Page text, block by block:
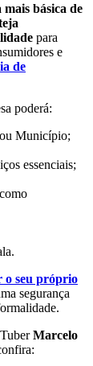
básica de
para
e
de
poderá:
Município;
essenciais;
o seu próprio
segurança
Marcelo